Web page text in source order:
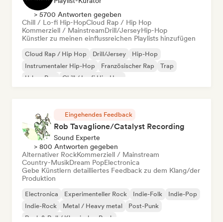
> 5700 Antworten gegeben
Chill / Lo-fi Hip-HopCloud Rap / Hip Hop
Kommerziell / MainstreamDrill/JerseyHip-Hop
Künstler zu meinen einflussreichen Playlists hinzufügen
Cloud Rap / Hip Hop Drill/Jersey
Hip-Hop
Instrumentaler Hip-Hop
Französischer Rap
Trap
Urban Pop
Chill / Lo-fi Hip-Hop
Eingehendes Feedback
Rob Tavaglione/Catalyst Recording
Sound Experte
> 800 Antworten gegeben
Alternativer RockKommerziell / Mainstream
Country-MusikDream PopElectronica
Gebe Künstlern detailliertes Feedback zu dem Klang/der
Produktion
Electronica Experimenteller Rock Indie-Folk
Indie-Pop
Indie-Rock
Metal / Heavy metal
Post-Punk
Rock & Roll / Klassischer Rock